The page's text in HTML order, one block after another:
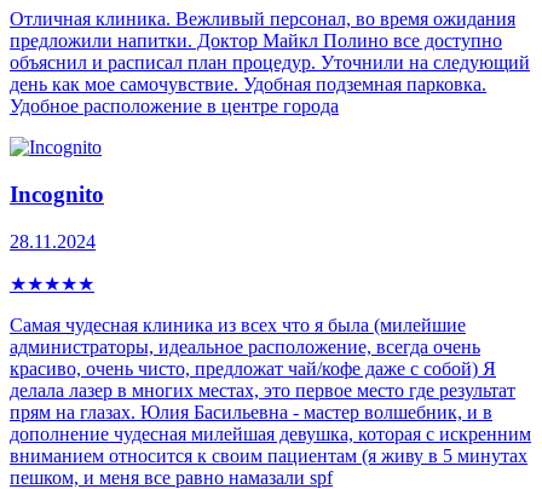
Отличная клиника. Вежливый персонал, во время ожидания
предложили напитки. Доктор Майкл Полино все доступно
объяснил и расписал план процедур. Уточнили на следующий
день как мое самочувствие. Удобная подземная парковка.
Удобное расположение в центре города
Incognito
28.11.2024
★★★★★
Самая чудесная клиника из всех что я была (милейшие
администраторы, идеальное расположение, всегда очень
красиво, очень чисто, предложат чай/кофе даже с собой) Я
делала лазер в многих местах, это первое место где результат
прям на глазах. Юлия Басильевна - мастер волшебник, и в
дополнение чудесная милейшая девушка, которая с искренним
вниманием относится к своим пациентам (я живу в 5 минутах
пешком, и меня все равно намазали spf